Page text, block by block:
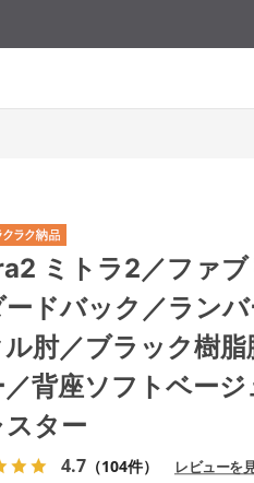
ミトラ2／ファ
ードバック／ラン
ル肘／ブラック樹
／背座ソフトベー
スター
4.7 （104件） レビューを